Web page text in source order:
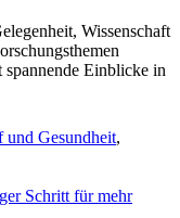
Wissenschaft
spannende Einblicke in
und Gesundheit,
Schritt für mehr